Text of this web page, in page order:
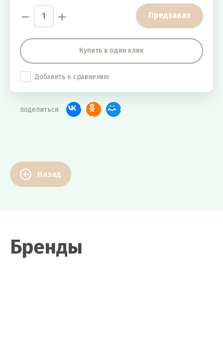
− + Предзаказ
Купить в один клик
Добавить к сравнению
поделиться:
Назад
Бренды